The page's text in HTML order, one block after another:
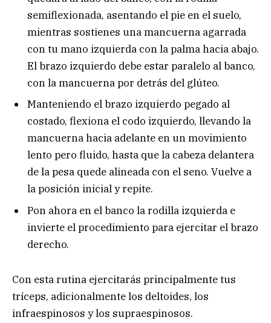
semiflexionada, asentando el pie en el suelo,
mientras sostienes una mancuerna agarrada
con tu mano izquierda con la palma hacia abajo.
El brazo izquierdo debe estar paralelo al banco,
con la mancuerna por detrás del glúteo.
Manteniendo el brazo izquierdo pegado al
costado, flexiona el codo izquierdo, llevando la
mancuerna hacia adelante en un movimiento
lento pero fluido, hasta que la cabeza delantera
de la pesa quede alineada con el seno. Vuelve a
la posición inicial y repite.
Pon ahora en el banco la rodilla izquierda e
invierte el procedimiento para ejercitar el brazo
derecho.
Con esta rutina ejercitarás principalmente tus
tríceps, adicionalmente los deltoides, los
infraespinosos y los supraespinosos.